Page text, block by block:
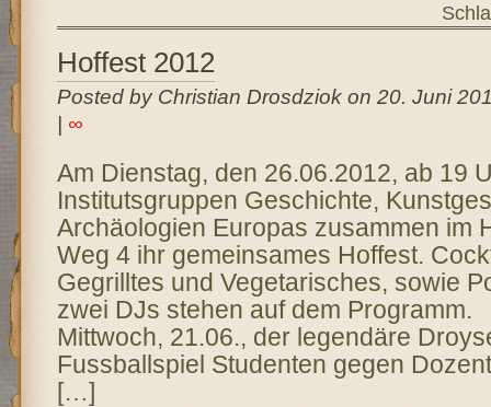
Hoffest 2012
Posted by Christian Drosdziok on 20. Juni
∞
Am Dienstag, den 26.06.2012, ab 19
Institutsgruppen Geschichte,
Archäologien Europas zusammen im
Weg 4 ihr gemeinsames Hoffest.
Gegrilltes und Vegetarisches, sowie
zwei DJs stehen auf dem Programm.
Mittwoch, 21.06., der legendäre
Fussballspiel Studenten gegen
[…]